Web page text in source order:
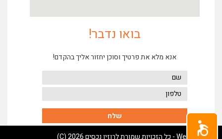
בואו נדבר!
אנא מלא את פרטיך וסוכן יחזור אליך בהקדם!
Webz Digital- כל הזכויות שמורת לרוזיו נכסים 2026 (C)